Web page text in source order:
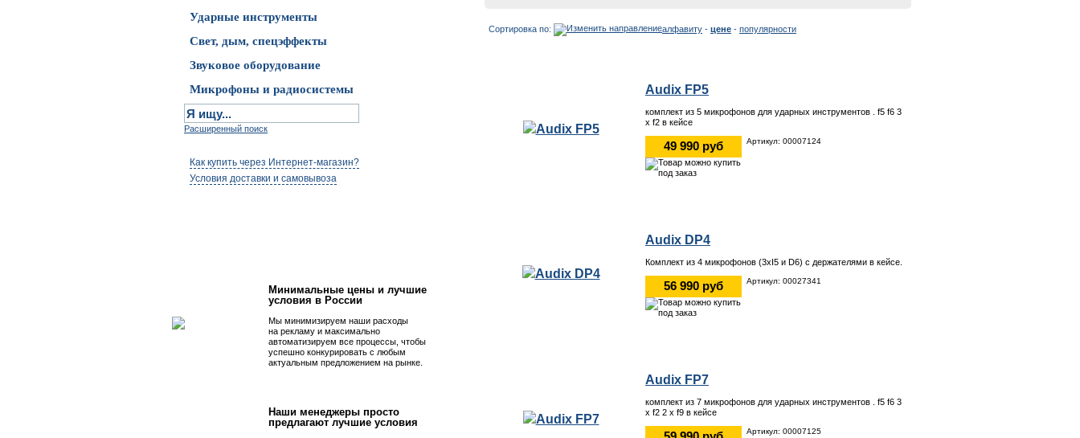
Ударные инструменты
Свет, дым, спецэффекты
Звуковое оборудование
Микрофоны и радиосистемы
Расширенный поиск
Как купить через Интернет-магазин?
Условия доставки и самовывоза
Минимальные цены и лучшие
условия в России
Мы минимизируем наши расходы
на рекламу и максимально
автоматизируем все процессы, чтобы
успешно конкурировать с любым
актуальным предложением на рынке.
Наши менеджеры просто
предлагают лучшие условия
Сортировка по: алфавиту - цене - популярности
Audix FP5
комплект из 5 микрофонов для ударных инструментов . f5 f6 3
x f2 в кейсе
49 990 руб Артикул: 00007124
Audix DP4
Комплект из 4 микрофонов (3хI5 и D6) с держателями в кейсе.
56 990 руб Артикул: 00027341
Audix FP7
комплект из 7 микрофонов для ударных инструментов . f5 f6 3
x f2 2 x f9 в кейсе
Артикул: 00007125